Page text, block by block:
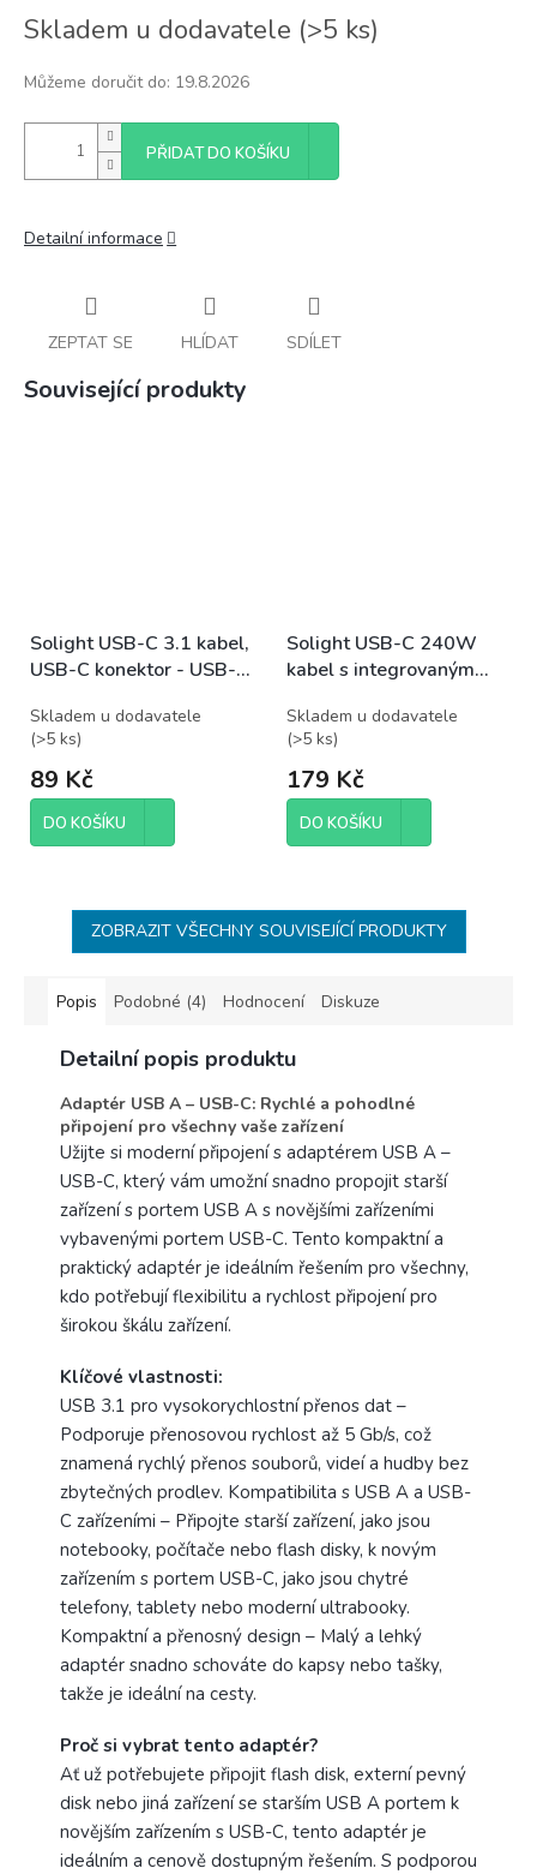
cena:
Skladem u dodavatele (>5 ks)
Můžeme doručit do: 19.8.2026
PŘIDAT DO KOŠÍKU
Detailní informace
ZEPTAT SE HLÍDAT SDÍLET
Související produkty
Solight USB-C 3.1 kabel,
USB-C konektor - USB-C
Skladem u dodavatele
(>5 ks)
89 Kč
DO KOŠÍKU
Solight USB-C 240W
kabel s integrovaným
Skladem u dodavatele
(>5 ks)
179 Kč
DO KOŠÍKU
ZOBRAZIT VŠECHNY SOUVISEJÍCÍ PRODUKTY
Popis Podobné (4) Hodnocení Diskuze
Detailní popis produktu
Adaptér USB A – USB-C: Rychlé a pohodlné
připojení pro všechny vaše zařízení
Užijte si moderní připojení s adaptérem USB A –
USB-C, který vám umožní snadno propojit starší
zařízení s portem USB A s novějšími zařízeními
vybavenými portem USB-C. Tento kompaktní a
praktický adaptér je ideálním řešením pro všechny,
kdo potřebují flexibilitu a rychlost připojení pro
širokou škálu zařízení.
Klíčové vlastnosti:
USB 3.1 pro vysokorychlostní přenos dat –
Podporuje přenosovou rychlost až 5 Gb/s, což
znamená rychlý přenos souborů, videí a hudby bez
zbytečných prodlev. Kompatibilita s USB A a USB-
C zařízeními – Připojte starší zařízení, jako jsou
notebooky, počítače nebo flash disky, k novým
zařízením s portem USB-C, jako jsou chytré
telefony, tablety nebo moderní ultrabooky.
Kompaktní a přenosný design – Malý a lehký
adaptér snadno schováte do kapsy nebo tašky,
takže je ideální na cesty.
Proč si vybrat tento adaptér?
Ať už potřebujete připojit flash disk, externí pevný
disk nebo jiná zařízení se starším USB A portem k
novějším zařízením s USB-C, tento adaptér je
ideálním a cenově dostupným řešením. S podporou